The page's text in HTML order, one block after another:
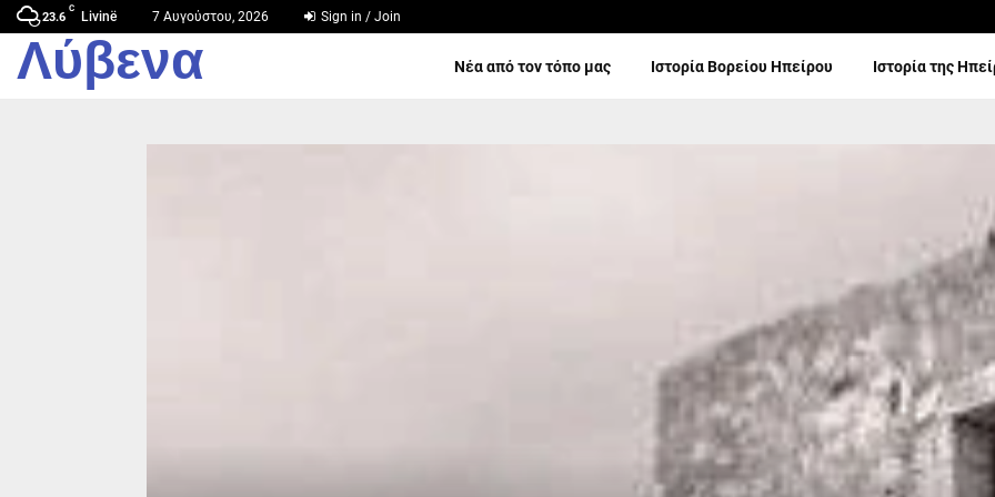
23.6
C
Livinë 7 Αυγούστου, 2026 Sign in / Join
Λύβενα Νέα από τον τόπο μας Ιστορία Βορείου Ηπείρου Ιστορία της